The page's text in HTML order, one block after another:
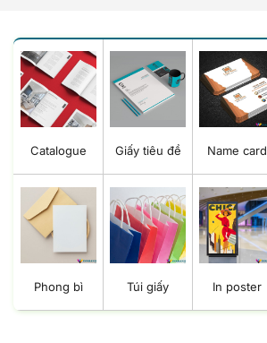
Catalogue Giấy tiêu đề Name card
Phong bì Túi giấy In poster